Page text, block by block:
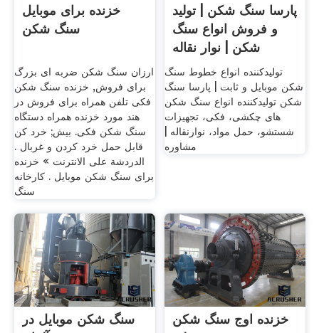
خزنده برای موبایل
سنگ شکن
ارزان سنگ شکن ضربه ای بزرگ
برای فروش, خزنده سنگ شکن
فکی تلفن همراه برای فروش در
هند مورد خزنده همراه دستگاه
سنگ شکن فکی. بیش; خرد کن
قابل حمل خرد کردن و غربال .
الدردشة على الانترنت » خزنده
برای سنگ شکن موبایل . کارخانه
سنگ
پارسا سنگ شکن | تولید
و فروش انواع سنگ
شکن | نوار نقاله
تولیدکننده انواع خطوط سنگ
شکن موبایل و ثابت | پارسا سنگ
شکن تولیدکننده انواع سنگ شکن
های چکشی، فکی، تجهیزات
شستشو، حمل مواد، نوارنقاله |
مشاوره
سنگ شکن موبایل در
خزنده اوج سنگ شکن